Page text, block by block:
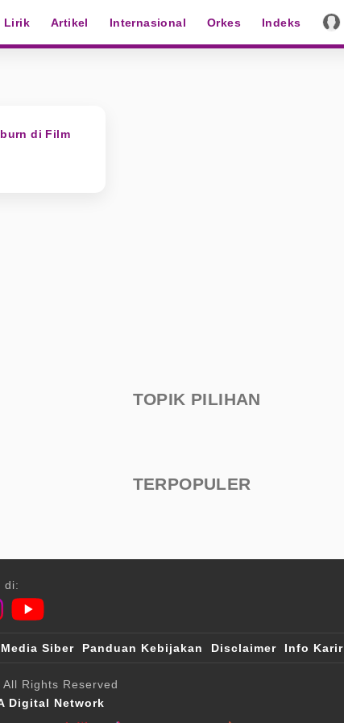
Lirik Artikel Internasional Orkes Indeks
di Film
TOPIK PILIHAN
TERPOPULER
di:
Siber Panduan Kebijakan Disclaimer Info Karir
All Rights Reserved
Digital Network